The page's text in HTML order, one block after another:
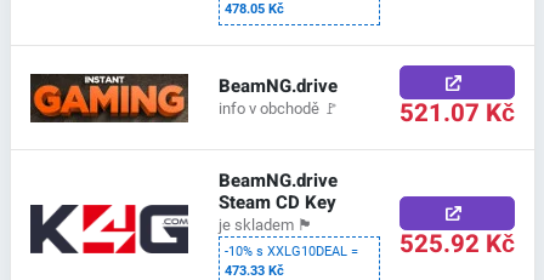
478.05 Kč
BeamNG.drive
info v obchodě 🚩 521.07 Kč
BeamNG.drive
Steam CD Key
je skladem 🏴
-10% s XXLG10DEAL =
473.33 Kč
525.92 Kč